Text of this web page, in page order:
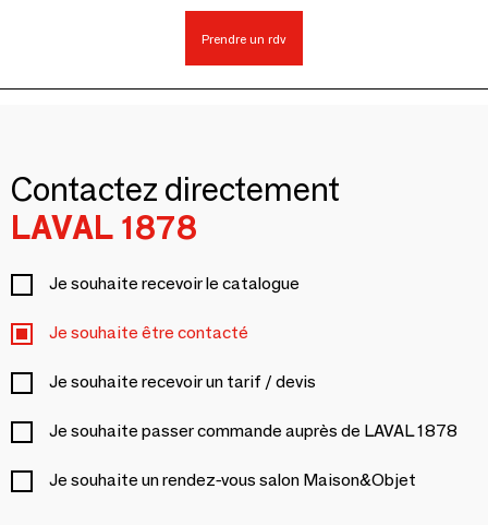
Prendre un rdv
Contactez directement
LAVAL 1878
Je souhaite recevoir le catalogue
Je souhaite être contacté
Je souhaite recevoir un tarif / devis
Je souhaite passer commande auprès de LAVAL 1878
Je souhaite un rendez-vous salon Maison&Objet